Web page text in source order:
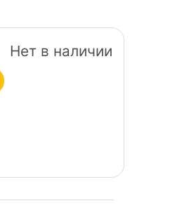
Нет в наличии